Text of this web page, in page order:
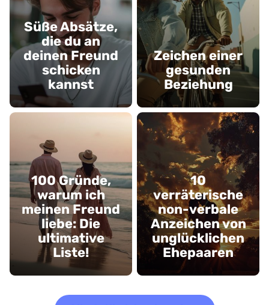
Süße Absätze,
die du an
deinen Freund
schicken
kannst
Zeichen einer
gesunden
Beziehung
100 Gründe,
warum ich
meinen Freund
liebe: Die
ultimative
Liste!
10
verräterische
non-verbale
Anzeichen von
unglücklichen
Ehepaaren